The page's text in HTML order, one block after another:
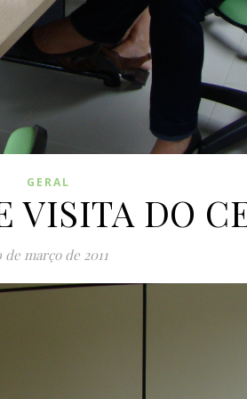
GERAL
VISITA DO
de março de 2011